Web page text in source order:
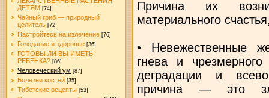
ДЕТЯМ [74]
Чайный гриб — природный
целитель [72]
Настройтесь на излечение [76]
Голодание и здоровье [36]
ГОТОВЫ ЛИ ВЫ ИМЕТЬ
РЕБЕНКА? [86]
Человеческий ум [87]
Болезни костей [35]
Тибетские рецепты [53]
Причина их
материального
• Невежественные
гнева и
деградации и
причина — это